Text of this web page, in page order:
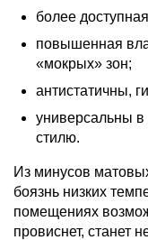
более
повышенная
«мокрых» зон;
антистатичны,
универсальны в
стилю.
Из минусов
боязнь низких
помещениях
провиснет, станет